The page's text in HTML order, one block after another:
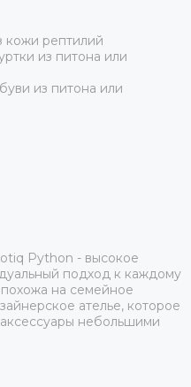
кожи рептилий
из питона или
из питона или
Python - высокое
подход к каждому
на семейное
ателье, которое
аксессуары небольшими